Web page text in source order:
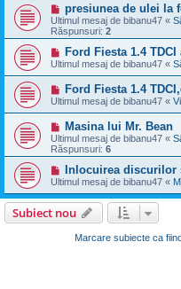
presiunea de ulei la
Ultimul mesaj de bibanu47 «
Răspunsuri: 2
Ford Fiesta 1.4
Ultimul mesaj de bibanu47 «
Ford Fiesta 1.4
Ultimul mesaj de bibanu47 «
Masina lui Mr. Bean
Ultimul mesaj de bibanu47 «
Răspunsuri: 6
Inlocuirea discurilor
Ultimul mesaj de bibanu47 «
Subiect nou
Marcare subiecte ca